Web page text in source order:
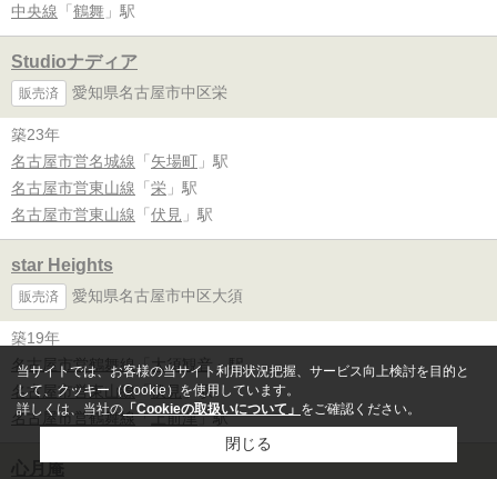
中央線 「 鶴舞 」駅
Studioナディア
販売済 愛知県名古屋市中区栄
築23年
名古屋市営名城線 「 矢場町 」駅
名古屋市営東山線 「 栄 」駅
名古屋市営東山線 「 伏見 」駅
star Heights
販売済 愛知県名古屋市中区大須
築19年
名古屋市営鶴舞線「大須観音 」駅
名古屋市営東山線「伏見」駅
名古屋市営鶴舞線「上前津」駅
心月庵
当サイトでは、お客様の当サイト利用状況把握、サービス向上検討を目的と
して、クッキー（Cookie）を使用しています。
詳しくは、当社の 「Cookieの取扱いについて」 をご確認ください。
閉じる